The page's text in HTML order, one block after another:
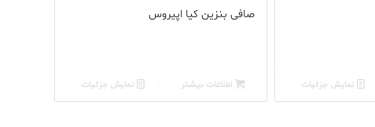
نمایش جزئیات
صافی بنزین کیا اپیروس
اطلاعات بیشتر نمایش جزئیات